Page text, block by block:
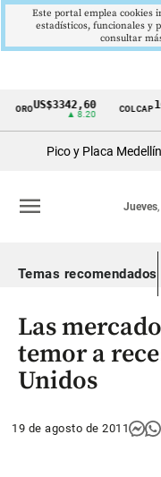
Cintillo
Colombia
OROUS$3342,60
▲ 8.20
COLCAP
Pico y Placa Medellín
Jueves
menu
Temas recomendados
Las
temor a
Unidos
19 de agosto de 2011
Este portal emplea cookies
estadísticos, funcionales y
consultar